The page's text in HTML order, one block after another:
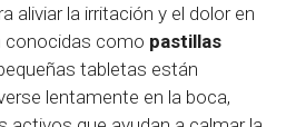
aliviar la irritación y el dolor en
conocidas como pastillas
tabletas están
lentamente en la boca,